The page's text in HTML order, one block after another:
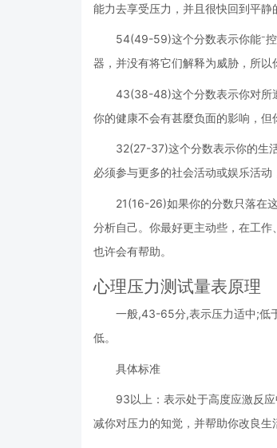
能力去享受压力，并且很快回到平静
54(49-59)这个分数表示你能
器，并没有将它们解释为威胁，所以
43(38-48)这个分数表示你对所
你的健康不会有甚麼负面的影响，但
32(27-37)这个分数表示你的生
必须参与更多的社会活动或娱乐活动
21(16-26)如果你的分数只落在
分析自己。你最好更主动些，在工
也许会有帮助。
心理压力测试量表原理
一般,43-65分,表示压力适中;低
低。
具体标准
93以上：表示处于高度应激反
减你对压力的知觉，并帮助你改良生